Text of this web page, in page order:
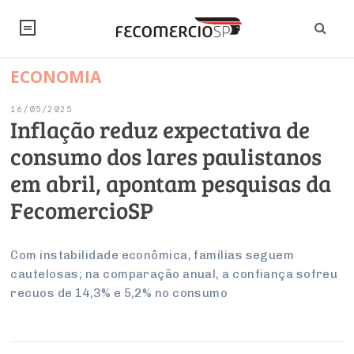
NOTÍCIAS
Editorial
Artigos
Institucional
Debates Fecomercio-SP
PROJETOS ESPECIAIS:
UM BRASIL
Economia
Pesquisas
Brasil
Internacional
Modernização do Estado
Inteligência Artificial
Empresas
Arbitragem e Mediação
Varejo
Sustentabilidade
SINDICATOS
PESQUISAS
Sobre
CONSELHOS
Conselho de Emprego e Relações do Trabalho
ECONOMIA
16/05/2025
Inflação reduz expectativa de
consumo dos lares paulistanos
em abril, apontam pesquisas da
FecomercioSP
Com instabilidade econômica, famílias seguem
cautelosas; na comparação anual, a confiança sofreu
recuos de 14,3% e 5,2% no consumo